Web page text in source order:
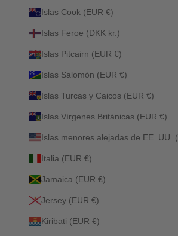
Islas Cook (EUR €)
Islas Feroe (DKK kr.)
Islas Pitcairn (EUR €)
Islas Salomón (EUR €)
Islas Turcas y Caicos (EUR €)
Islas Vírgenes Británicas (EUR €)
Islas menores alejadas de EE. UU.
Italia (EUR €)
Jamaica (EUR €)
Jersey (EUR €)
Kiribati (EUR €)